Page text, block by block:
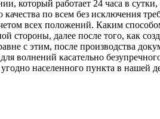
который работает 24 часа в
по всем без исключения
всех положений. Каким
далее после того, как
с этим, после производства
волнений касательно
населенного пункта в нашей